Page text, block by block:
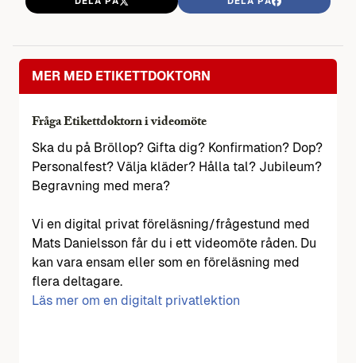
MER MED ETIKETTDOKTORN
Fråga Etikettdoktorn i videomöte
Ska du på Bröllop? Gifta dig? Konfirmation? Dop?
Personalfest? Välja kläder? Hålla tal? Jubileum?
Begravning med mera?
Vi en digital privat föreläsning/frågestund med
Mats Danielsson får du i ett videomöte råden. Du
kan vara ensam eller som en föreläsning med
flera deltagare.
Läs mer om en digitalt privatlektion